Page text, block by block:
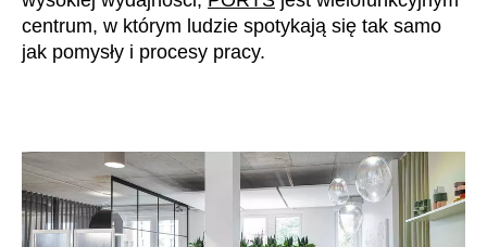
centrum, w którym ludzie spotykają się tak samo
jak pomysły i procesy pracy.